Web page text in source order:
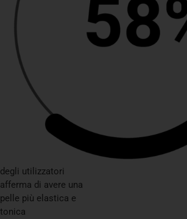
degli utilizzatori
afferma di avere una
pelle più elastica e
tonica